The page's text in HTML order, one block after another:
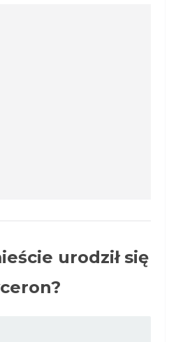
urodził się